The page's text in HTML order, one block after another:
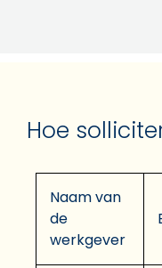
Hoe
Naam van
de
werkgever